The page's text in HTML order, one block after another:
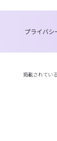
プライバシ
掲載されてい